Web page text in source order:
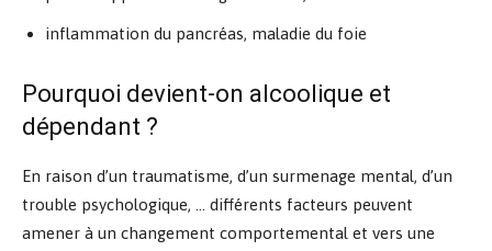
inflammation du pancréas, maladie du foie
Pourquoi devient-on alcoolique et
dépendant ?
En raison d’un traumatisme, d’un surmenage mental, d’un
trouble psychologique, … différents facteurs peuvent
amener à un changement comportemental et vers une